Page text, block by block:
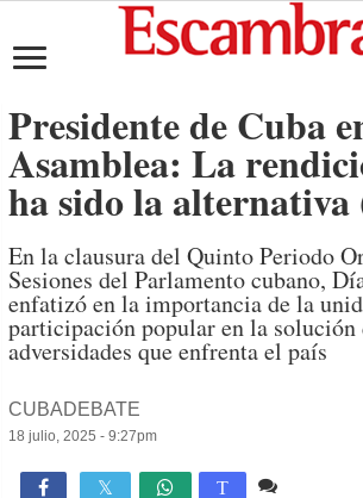
Presidente de Cuba
Asamblea: La
ha sido la alternativa
En la clausura del Quinto Periodo
Sesiones del Parlamento cubano,
enfatizó en la importancia de la
participación popular en la solución
adversidades que enfrenta el país
CUBADEBATE
18 julio, 2025 - 9:27pm
 T